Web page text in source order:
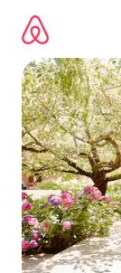
directement
contenu